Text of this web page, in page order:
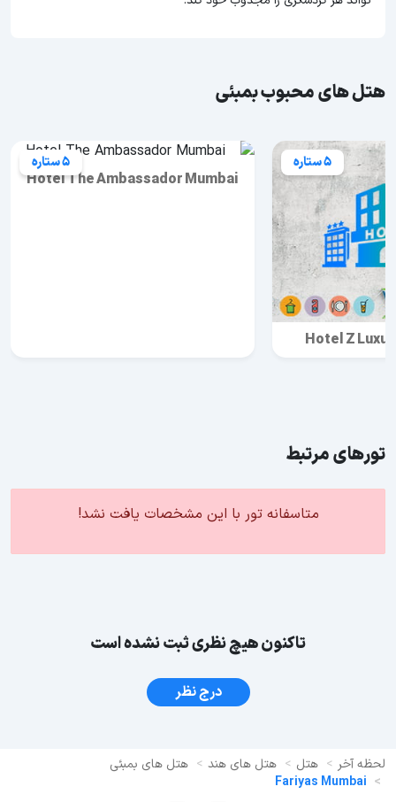
هتل های محبوب بمبئی
5 ستاره
Hotel Z
5 ستاره
Hotel The Ambassador Mumbai
تورهای مرتبط
متاسفانه تور با این مشخصات یافت نشد!
تاکنون هیچ نظری ثبت نشده است
درج نظر
لحظه آخر هتل هتل های هند
هتل های بمبئی
Fariyas Mumbai